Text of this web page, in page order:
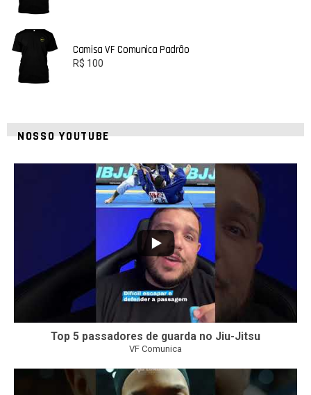
Camisa VF Comunica Padrão
R$ 100
NOSSO YOUTUBE
Top 5 passadores de guarda no Jiu-Jitsu
VF Comunica